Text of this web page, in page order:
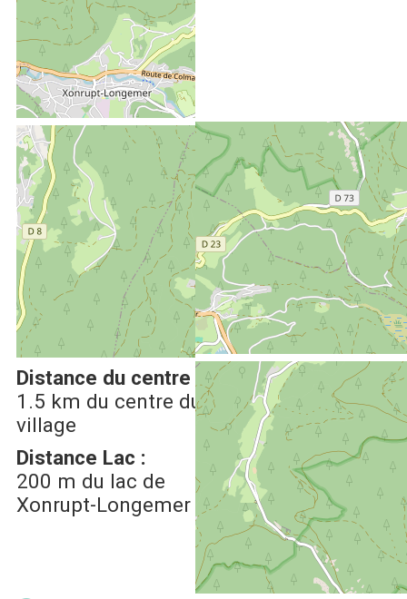
Afficher la carte GoogleMaps
Distance du centre :
1.5 km du centre du
village
Distance des villes &
villages :
5 km de Gérardmer
Distance Lac :
200 m du lac de
Xonrupt-Longemer
Distance Domaine
Nordique :
7 km de Gérardmer -
les Bas Rupts